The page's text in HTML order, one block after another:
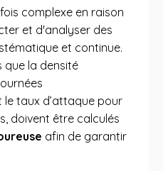
complexe en raison
et d'analyser des
et continue.
que la densité
le taux d’attaque pour
doivent être calculés
afin de garantir